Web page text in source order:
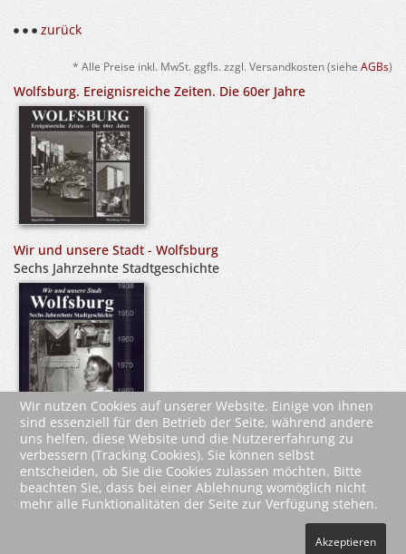
zurück
* Alle Preise inkl. MwSt. ggfls. zzgl. Versandkosten (sieheAGBs)
Wolfsburg. Ereignisreiche Zeiten. Die 60er Jahre
Wir und unsere Stadt - Wolfsburg
Sechs Jahrzehnte Stadtgeschichte
Wir nutzen Cookies auf unserer Website. Einige von ihnen
sind essenziell für den Betrieb der Seite, während andere
uns helfen, diese Website und die Nutzererfahrung zu
verbessern (Tracking Cookies). Sie können selbst
entscheiden, ob Sie die Cookies zulassen möchten. Bitte
beachten Sie, dass bei einer Ablehnung womöglich nicht
mehr alle Funktionalitäten der Seite zur Verfügung stehen.
Akzeptieren